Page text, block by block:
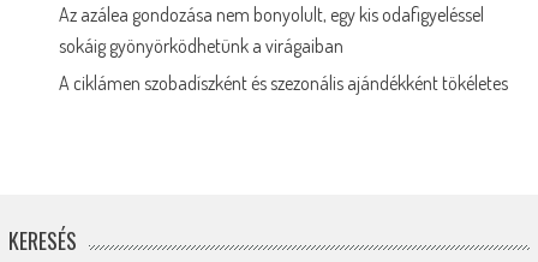
Az azálea gondozása nem bonyolult, egy kis odafigyeléssel
sokáig gyönyörködhetünk a virágaiban
A ciklámen szobadíszként és szezonális ajándékként tökéletes
KERESÉS